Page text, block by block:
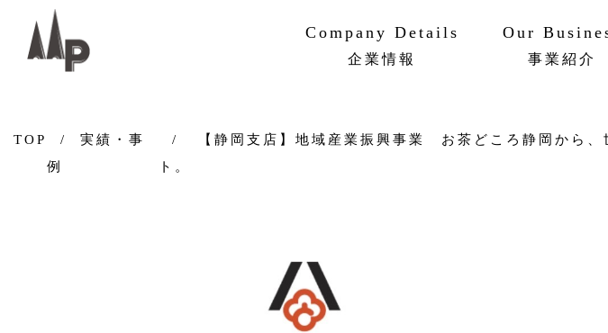
Company Details
企業情報
Our
事業紹介
TOP
実績・事
例
【静岡支店】地域産業振興事業 お茶どころ静岡から、
ト。